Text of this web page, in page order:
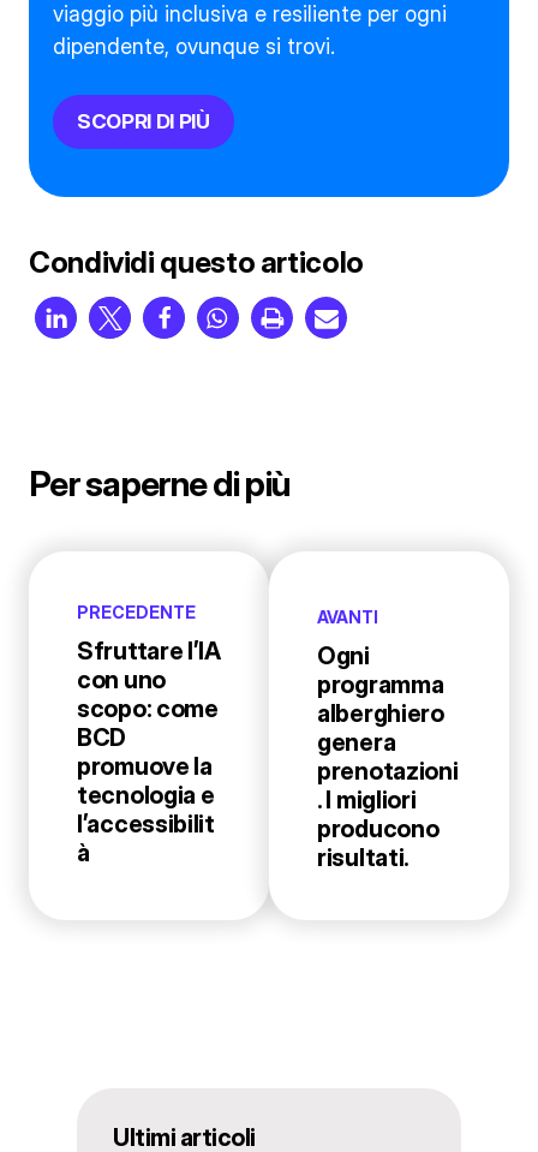
viaggio più inclusiva e resiliente per ogni
dipendente, ovunque si trovi.
SCOPRI DI PIÙ
Condividi questo articolo
Per saperne di più
PRECEDENTE
Sfruttare l’IA
con uno
scopo: come
BCD
promuove la
tecnologia e
l’accessibilit
à
AVANTI
Ogni
programma
alberghiero
genera
prenotazioni
. I migliori
producono
risultati.
Ultimi articoli